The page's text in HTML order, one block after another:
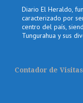
Diario El Heraldo,
caracterizado por
centro del país,
Tungurahua y sus
Contador de Visitas